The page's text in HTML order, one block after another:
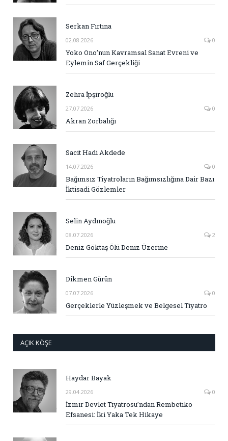
Serkan Fırtına
02.08.2026 0
Yoko Ono’nun Kavramsal Sanat Evreni ve
Eylemin Saf Gerçekliği
Zehra İpşiroğlu
27.07.2026 0
Akran Zorbalığı
Sacit Hadi Akdede
14.07.2026 0
Bağımsız Tiyatroların Bağımsızlığına Dair Bazı
İktisadi Gözlemler
Selin Aydınoğlu
08.07.2026 2
Deniz Göktaş Ölü Deniz Üzerine
Dikmen Gürün
07.07.2026 0
Gerçeklerle Yüzleşmek ve Belgesel Tiyatro
AÇIK KÖŞE
Haydar Bayak
29.04.2026 0
İzmir Devlet Tiyatrosu’ndan Rembetiko
Efsanesi: İki Yaka Tek Hikaye